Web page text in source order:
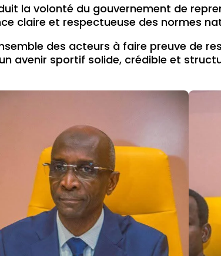
la volonté du gouvernement de
claire et respectueuse des normes
des acteurs à faire preuve de
avenir sportif solide, crédible et